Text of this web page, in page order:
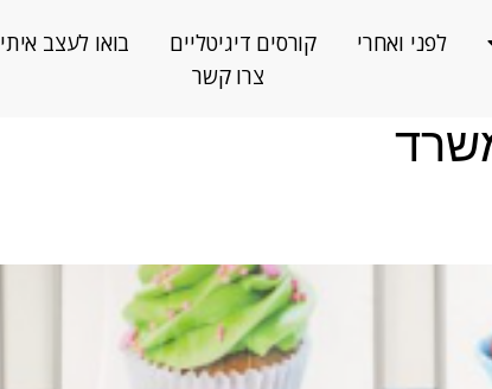
לפני ואחרי קורסים דיגיטליים בואו לעצב איתי
צרו קשר